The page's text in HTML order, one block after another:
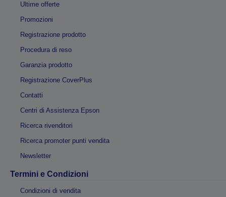
Ultime offerte
Promozioni
Registrazione prodotto
Procedura di reso
Garanzia prodotto
Registrazione CoverPlus
Contatti
Centri di Assistenza Epson
Ricerca rivenditori
Ricerca promoter punti vendita
Newsletter
Termini e Condizioni
Condizioni di vendita